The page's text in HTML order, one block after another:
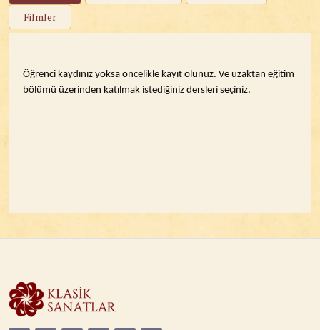
Filmler
Öğrenci kaydınız yoksa öncelikle kayıt olunuz. Ve uzaktan eğitim
bölümü üzerinden katılmak istediğiniz dersleri seçiniz.